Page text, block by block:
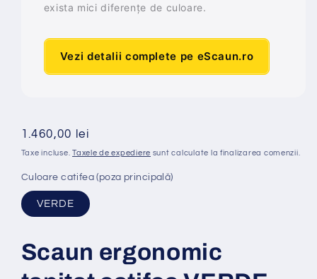
exista mici diferențe de culoare.
Vezi detalii complete pe eScaun.ro
Preț
obișnuit
1.460,00 lei
Taxe incluse.Taxele de expediere sunt calculate la finalizarea comenzii.
Culoare catifea (poza principală)
VERDE
Scaun ergonomic